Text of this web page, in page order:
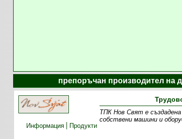
препоръчан производител на
ТПК Нов Свят е създадена
собствени машини и
Информация
Продукти